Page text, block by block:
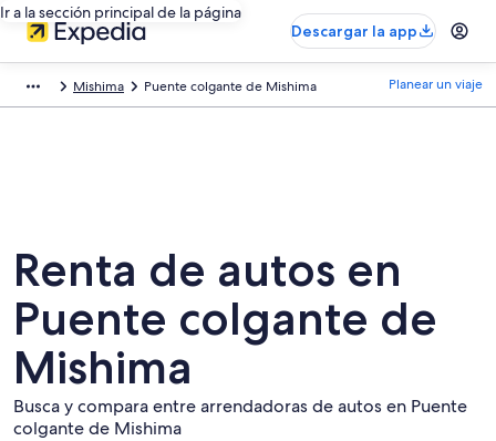
Ir a la sección principal de la página
Descargar la app
Mishima Puente colgante de Mishima Planear un viaje
Renta de autos en
Puente colgante de
Mishima
Busca y compara entre arrendadoras de autos en Puente
colgante de Mishima